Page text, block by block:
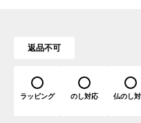
返品不可
ラッピング のし対応 仏のし